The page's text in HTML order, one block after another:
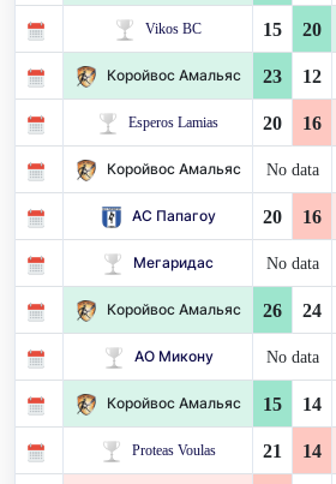
Vikos BC 15 20
Коройвос Амальяс 23 12
Esperos Lamias 20 16
Коройвос Амальяс No data
АС Папагоу 20 16
Мегаридас No data
Коройвос Амальяс 26 24
АО Микону No data
Коройвос Амальяс 15 14
Proteas Voulas 21 14